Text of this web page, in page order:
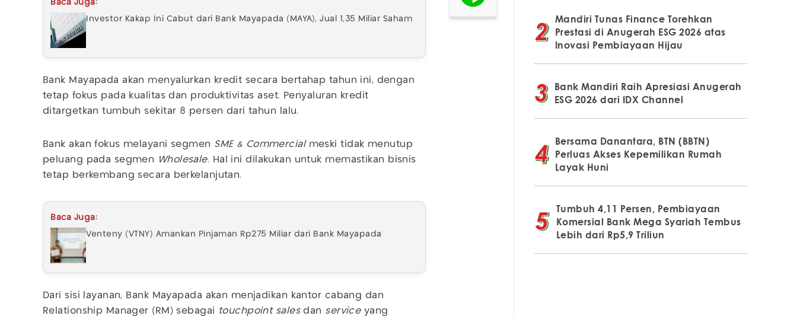
Baca Juga:
Investor Kakap Ini Cabut dari Bank Mayapada (MAYA), Jual 1,35 Miliar Saham
Bank Mayapada akan menyalurkan kredit secara bertahap tahun ini, dengan
tetap fokus pada kualitas dan produktivitas aset. Penyaluran kredit
ditargetkan tumbuh sekitar 8 persen dari tahun lalu.
Bank akan fokus melayani segmen SME & Commercialmeski tidak menutup
peluang pada segmen
Wholesale. Hal ini dilakukan untuk memastikan bisnis
tetap berkembang secara berkelanjutan.
Baca Juga:
Venteny (VTNY) Amankan Pinjaman Rp275 Miliar dari Bank Mayapada
Dari sisi layanan, Bank Mayapada akan menjadikan kantor cabang dan
Relationship Manager (RM) sebagai touchpoint salesdan service yang
Mandiri Tunas Finance Torehkan
Prestasi di Anugerah ESG 2026 atas
Inovasi Pembiayaan Hijau
Bank Mandiri Raih Apresiasi Anugerah
ESG 2026 dari IDX Channel
Bersama Danantara, BTN (BBTN)
Perluas Akses Kepemilikan Rumah
Layak Huni
Tumbuh 4,11 Persen, Pembiayaan
Komersial Bank Mega Syariah Tembus
Lebih dari Rp5,9 Triliun